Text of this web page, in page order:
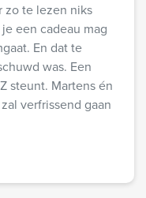
zo te lezen niks
een cadeau mag
En dat te
was. Een
steunt. Martens én
verfrissend gaan